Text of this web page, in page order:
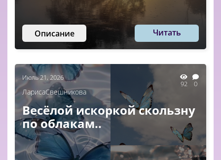
Описание Читать
Июль 21, 2026
92 0
ЛарисаСвешникова
Весёлой искоркой скользну
по облакам..